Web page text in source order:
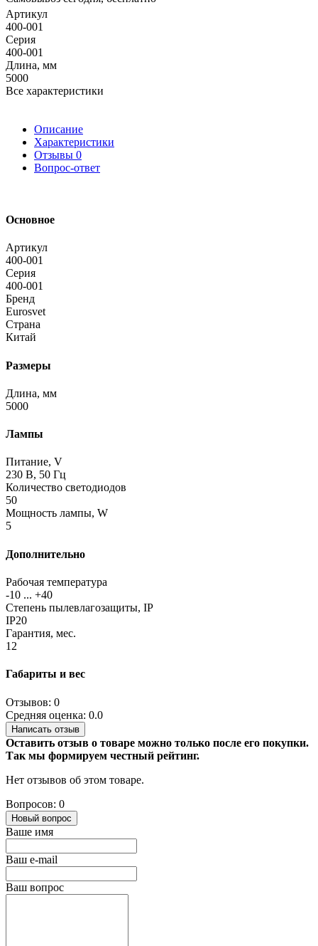
Артикул
400-001
Серия
400-001
Длина, мм
5000
Все характеристики
Описание
Характеристики
Отзывы 0
Вопрос-ответ
Основное
Артикул
400-001
Серия
400-001
Бренд
Eurosvet
Страна
Китай
Размеры
Длина, мм
5000
Лампы
Питание, V
230 В, 50 Гц
Количество светодиодов
50
Мощность лампы, W
5
Дополнительно
Рабочая температура
-10 ... +40
Степень пылевлагозащиты, IP
IP20
Гарантия, мес.
12
Габариты и вес
Отзывов: 0
Средняя оценка: 0.0
Написать отзыв
Оставить отзыв о товаре можно только после его покупки.
Так мы формируем честный рейтинг.
Нет отзывов об этом товаре.
Вопросов: 0
Новый вопрос
Ваше имя
Ваш e-mail
Ваш вопрос